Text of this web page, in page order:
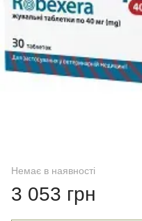
Немає в наявності
3 053 грн